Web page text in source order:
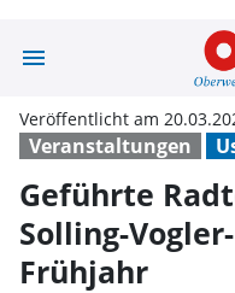
menu
Veranstaltungen
Veröffentlicht am
Geführte
Solling-
Frühjahr